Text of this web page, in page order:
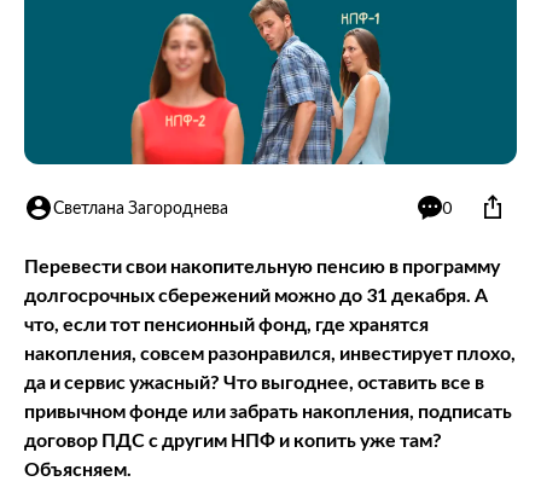
Светлана Загороднева 0
Перевести свои накопительную пенсию в программу
долгосрочных сбережений можно до 31 декабря. А
что, если тот пенсионный фонд, где хранятся
накопления, совсем разонравился, инвестирует плохо,
да и сервис ужасный? Что выгоднее, оставить все в
привычном фонде или забрать накопления, подписать
договор ПДС с другим НПФ и копить уже там?
Объясняем.